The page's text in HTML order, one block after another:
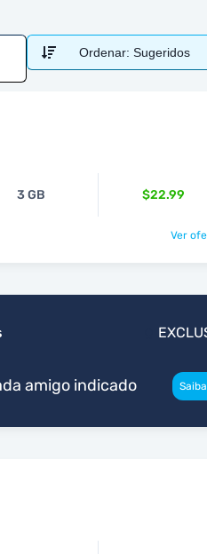
Ordenar: Sugeridos
3 GB $22.99
Ver
amigo indicado